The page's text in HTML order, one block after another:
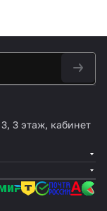
3 этаж, кабинет